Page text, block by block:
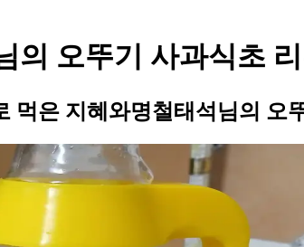
의 오뚜기 사과식초
먹은 지혜와명철태석님의 오